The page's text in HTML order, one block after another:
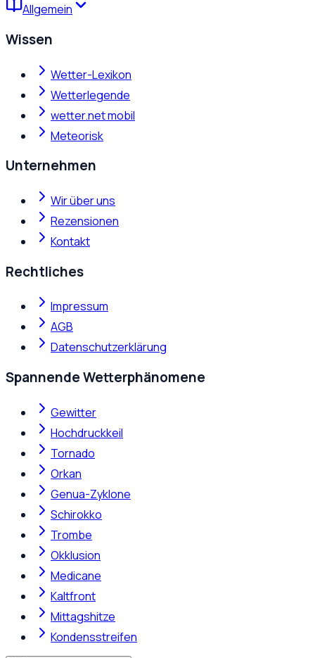
Allgemein
Wissen
Wetter-Lexikon
Wetterlegende
wetter.net mobil
Meteorisk
Unternehmen
Wir über uns
Rezensionen
Kontakt
Rechtliches
Impressum
AGB
Datenschutzerklärung
Spannende Wetterphänomene
Gewitter
Hochdruckkeil
Tornado
Orkan
Genua-Zyklone
Schirokko
Trombe
Okklusion
Medicane
Kaltfront
Mittagshitze
Kondensstreifen